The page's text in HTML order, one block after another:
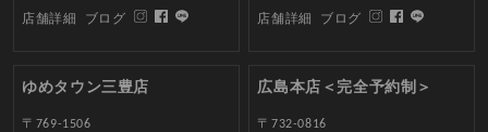
店舗詳細 ブログ 店舗詳細 ブログ
ゆめタウン三豊店
〒769-1506
広島本店＜完全予約制＞
〒732-0816